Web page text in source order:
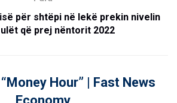
për shtëpi në lekë prekin nivelin
që prej nëntorit 2022
Hour” | Fast News